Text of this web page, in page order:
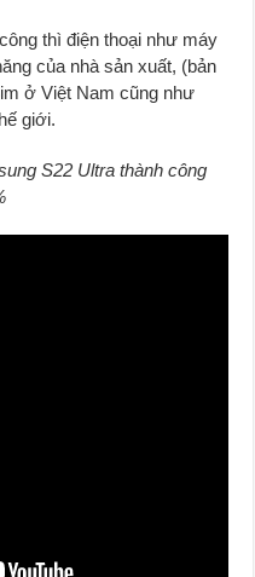
thì điện thoại như máy
của nhà sản xuất, (bản
ở Việt Nam cũng như
giới.
S22 Ultra thành công